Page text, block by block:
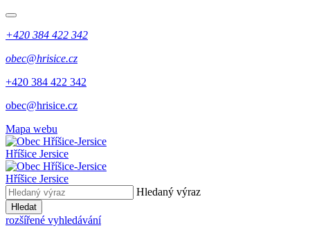
+420 384 422 342
obec@hrisice.cz
+420 384 422 342
obec@hrisice.cz
Mapa webu
Hříšice Jersice
Hříšice Jersice
Hledaný výraz
Hledat
rozšířené vyhledávání